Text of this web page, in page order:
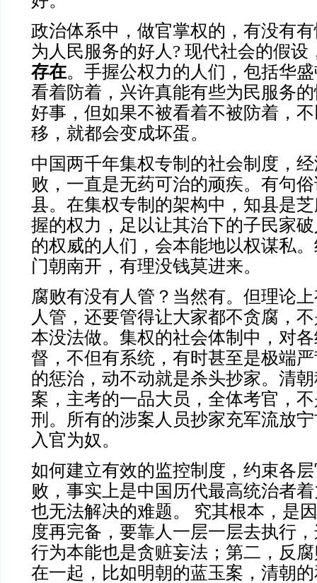
政治体系中，做官掌权的，有没有
为人民服务的好人 ? 现代社会的假设
存在。手握公权力的人们，包括华
看着防着，兴许真能有些为民服务
好事，但如果不被看着不被防着，
移，就都会变成坏蛋。
中国两千年集权专制的社会制度，
败，一直是无药可治的顽疾。有句
县。在集权专制的架构中，知县是
握的权力，足以让其治下的子民家
的权威的人们，会本能地以权谋私
门朝南开，有理没钱莫进来。
腐败有没有人管？当然有。但理论
人管，还要管得让大家都不贪腐，
本没法做。集权的社会体制中，对
督，不但有系统，有时甚至是极端
的惩治，动不动就是杀头抄家。清
案，主考的一品大员，全体考官，
刑。所有的涉案人员抄家充军流放
入官为奴。
如何建立有效的监控制度，约束各
败，事实上是中国历代最高统治者
也无法解决的难题。
究其根本，是
度再完备，要靠人一层一层去执行
行为本能也是贪赃妄法；第二，反
在一起，比如明朝的蓝玉案，清朝